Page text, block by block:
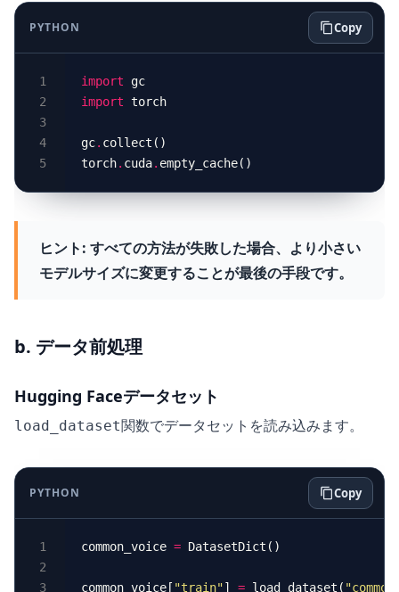
PYTHON Copy
3
4
5
import
import
gc.
torch. cuda.
ヒント: すべての方法が失敗した場合、より小さい
モデルサイズに変更することが最後の手段です。
b. データ前処理
Hugging Faceデータセット
load_dataset関数でデータセットを読み込みます。
PYTHON Copy
3
common_voice =
common_voice[ "train"] = load_dataset(